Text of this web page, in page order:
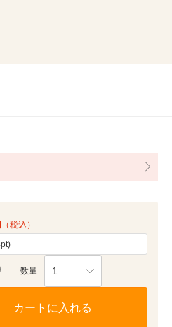
（税込）
数量 1
カートに入れる